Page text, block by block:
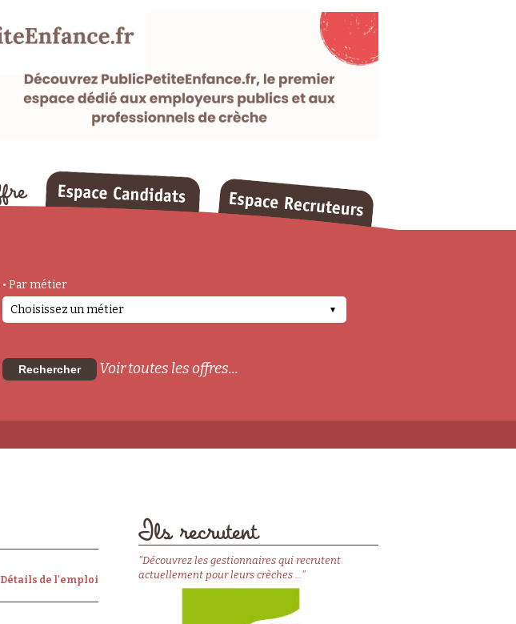
• Par métier
Choisissez un métier
Rechercher Voir toutes les offres...
Détails de l'emploi
Ils recrutent
"Découvrez les gestionnaires qui recrutent
actuellement pour leurs crèches ..."